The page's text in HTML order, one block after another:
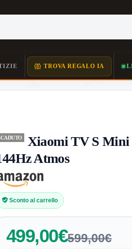
TROVA REGALO IA
Xiaomi TV S
Atmos
Sconto al carrello
499,00€599,00€